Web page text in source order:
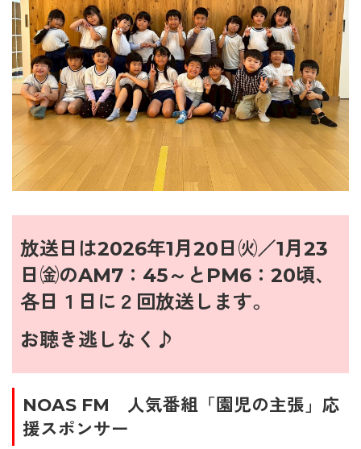
放送日は2026年1月20日㈫／1月23
日㈮のAM7：45～とPM6：20頃、
各日１日に２回放送します。
お聴き逃しなく♪
NOAS FM 人気番組「園児の主張」応
援スポンサー